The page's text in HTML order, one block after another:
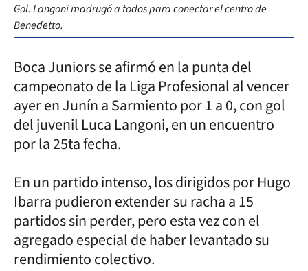
Gol. Langoni madrugó a todos para conectar el centro de
Benedetto.
Boca Juniors se afirmó en la punta del
campeonato de la Liga Profesional al vencer
ayer en Junín a Sarmiento por 1 a 0, con gol
del juvenil Luca Langoni, en un encuentro
por la 25ta fecha.
En un partido intenso, los dirigidos por Hugo
Ibarra pudieron extender su racha a 15
partidos sin perder, pero esta vez con el
agregado especial de haber levantado su
rendimiento colectivo.